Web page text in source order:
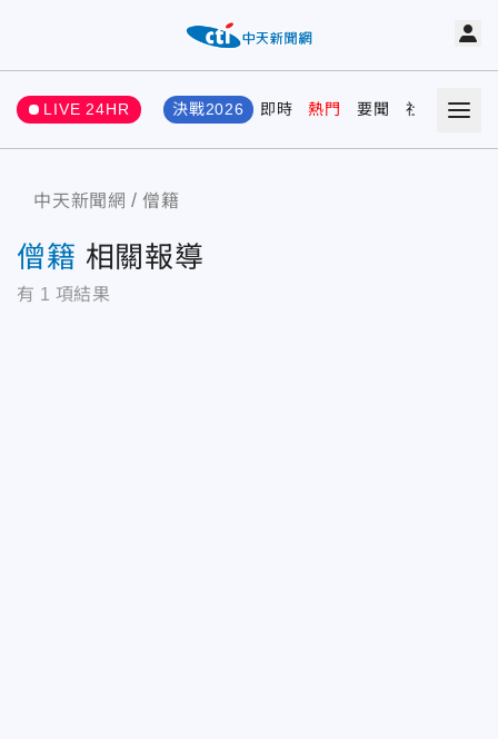
LIVE 24HR 決戰2026 即時 熱門 要聞 社會 娛樂
中天新聞網 僧籍
僧籍 相關報導
有 1 項結果